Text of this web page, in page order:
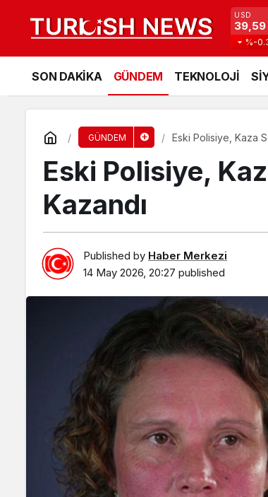
USD
39,59
%-
SON DAKİKA GÜNDEM TEKNOLOJİ
GÜNDEM Eski Polisiye, Kaza
Eski Polisiye,
Kazandı
Published by Haber Merkezi
14 May 2026, 20:27 published